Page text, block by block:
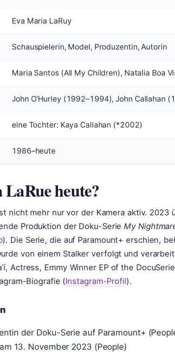
Eva Maria LaRuy
Schauspielerin, Model, Produzentin, Autorin
Maria Santos (All My Children), Natalia Boa
John O’Hurley (1992–1994), John Callahan
eine Tochter: Kaya Callahan (*2002)
1986–heute
heute?
nicht mehr nur vor der Kamera aktiv. 2023
Produktion der Doku-Serie My
). Die Serie, die auf Paramount+ erschien,
von einem Stalker verfolgt und
Actress, Emmy Winner EP of the
Biografie (Instagram-Profil).
der Doku-Serie auf Paramount+
13. November 2023 (People)